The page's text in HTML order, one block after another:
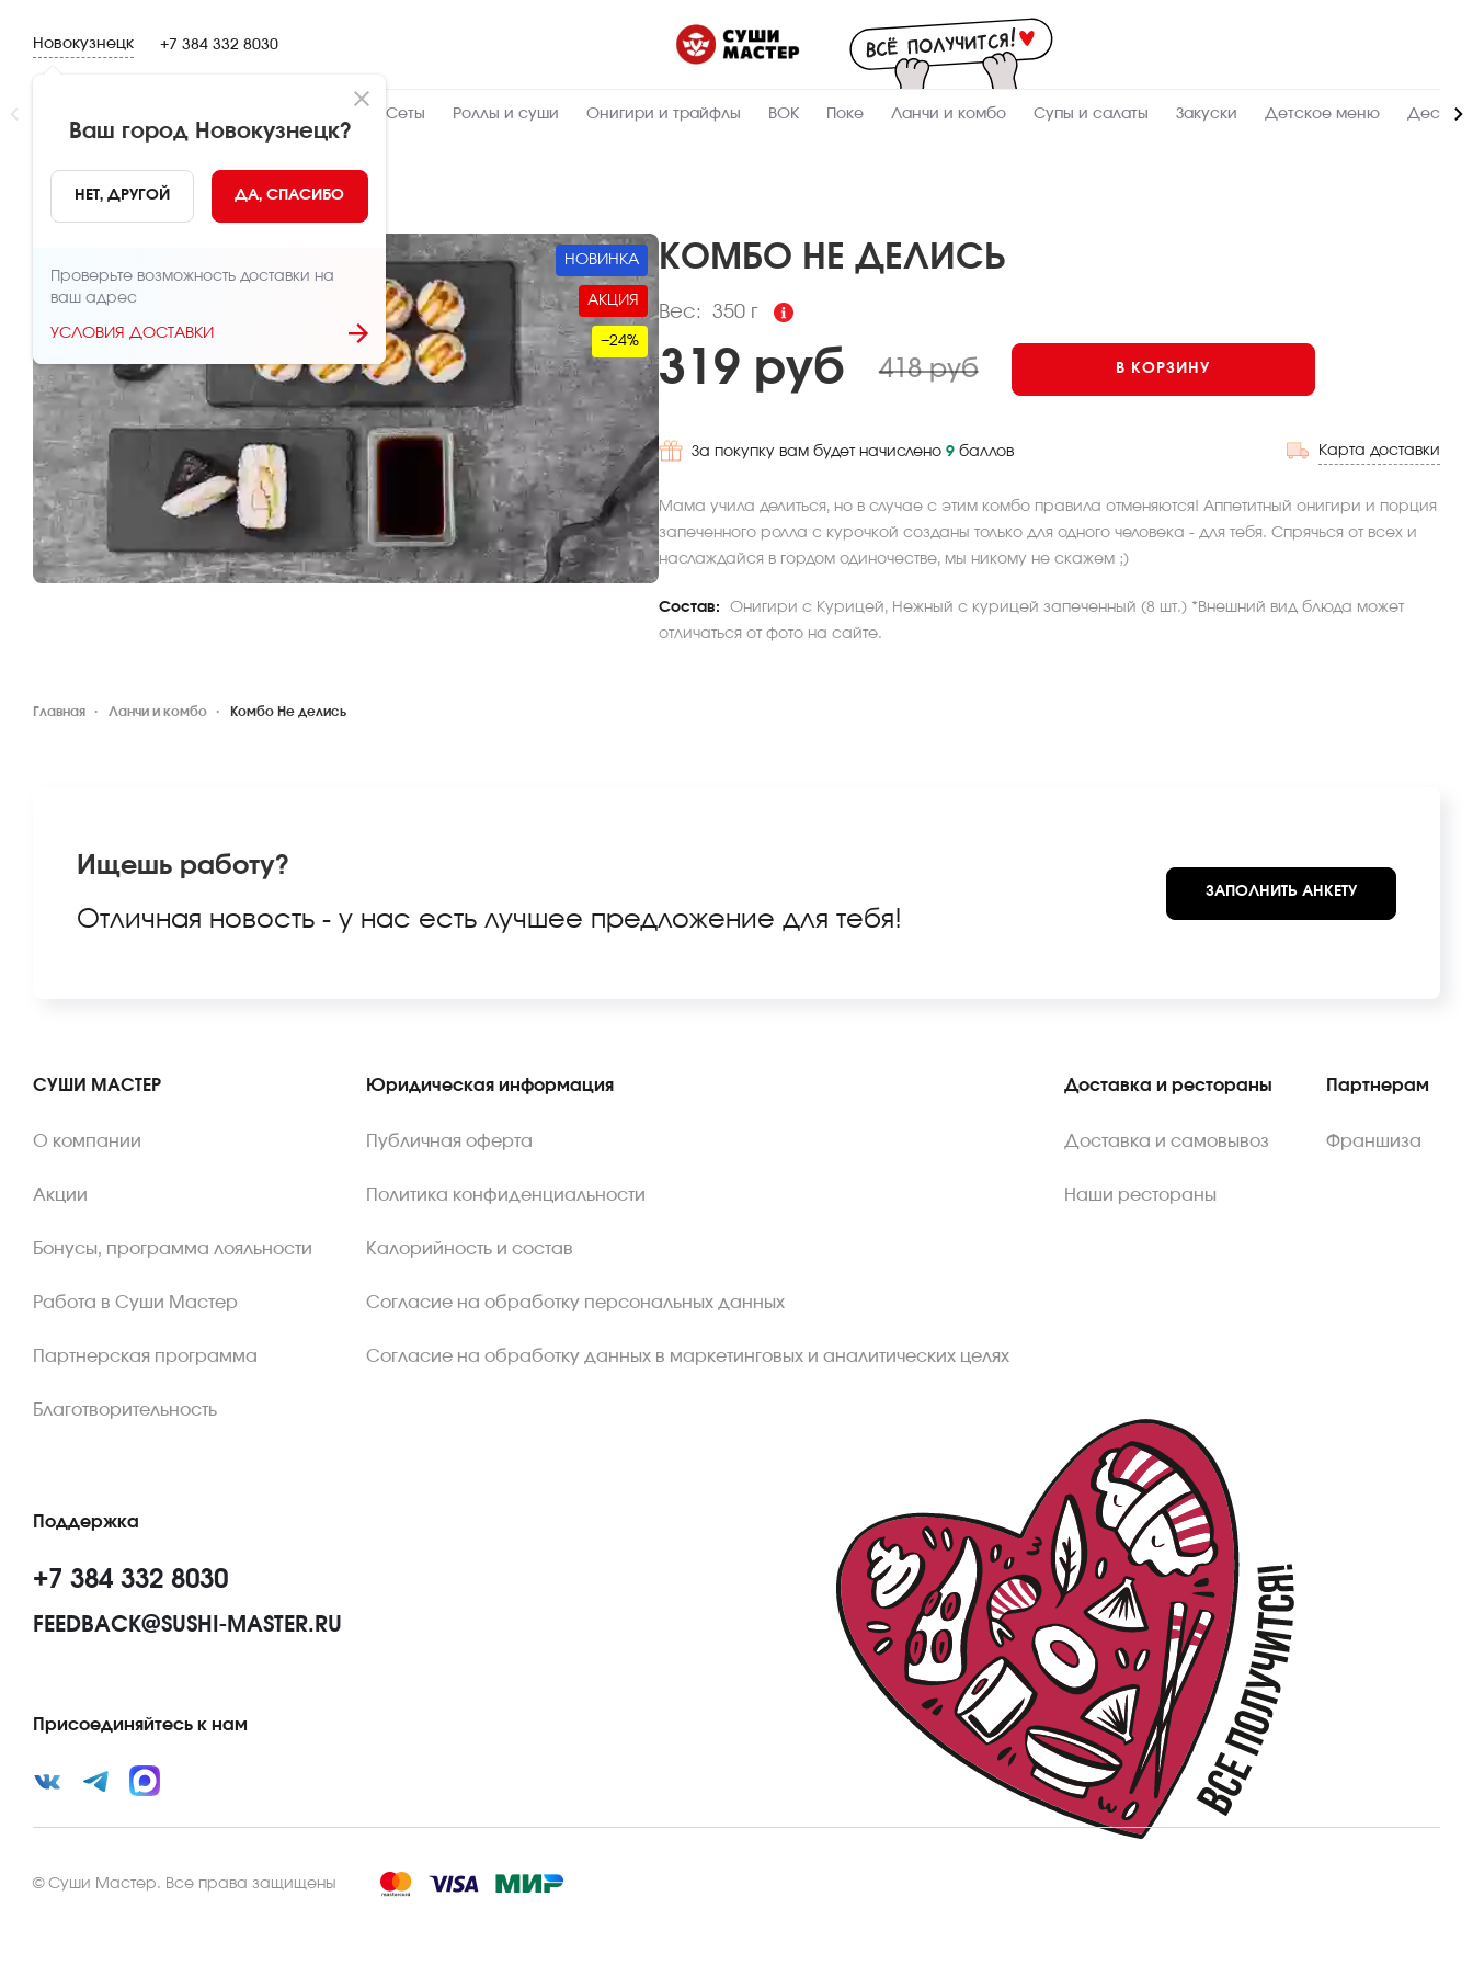
Новокузнецк
Ваш город Новокузнецк?
НЕТ, ДРУГОЙ ДА, СПАСИБО
Проверьте возможность доставки на
ваш адрес
УСЛОВИЯ ДОСТАВКИ
+7 384 332 8030
Сеты Роллы и суши Онигири и трайфлы ВОК Поке Ланчи и комбо Супы и салаты Закуски Детское меню
НАЗАД
НОВИНКА
АКЦИЯ
−24%
КОМБО НЕ ДЕЛИСЬ
Вес: 350 г
Пищевая
350 Вес, г
207 Ккал
319 руб 418 руб В КОРЗИНУ
За покупку вам будет начислено 9 баллов Карта доставки
Мама учила делиться, но в случае с этим комбо правила отменяются! Аппетитный онигири и порция
запеченного ролла с курочкой созданы только для одного человека - для тебя. Спрячься от всех и
наслаждайся в гордом одиночестве, мы никому не скажем ;)
Состав:
Онигири с Курицей, Нежный с курицей запеченный (8 шт.) *Внешний вид блюда может
отличаться от фото на сайте.
Главная Ланчи и комбо Комбо Не делись
Ищешь работу?
Отличная новость - у нас есть лучшее предложение для тебя!
ЗАПОЛНИТЬ АНКЕТУ
СУШИ МАСТЕР
О компании
Акции
Бонусы, программа лояльности
Работа в Суши Мастер
Партнерская программа
Благотворительность
Юридическая информация
Публичная оферта
Политика конфиденциальности
Калорийность и состав
Согласие на обработку персональных данных
Согласие на обработку данных в маркетинговых и аналитических целях
Доставка и рестораны
Доставка и самовывоз
Наши рестораны
Партнерам
Франшиза
Поддержка
+7 384 332 8030
FEEDBACK@SUSHI-MASTER.RU
Присоединяйтесь к нам
© Суши Мастер. Все права защищены